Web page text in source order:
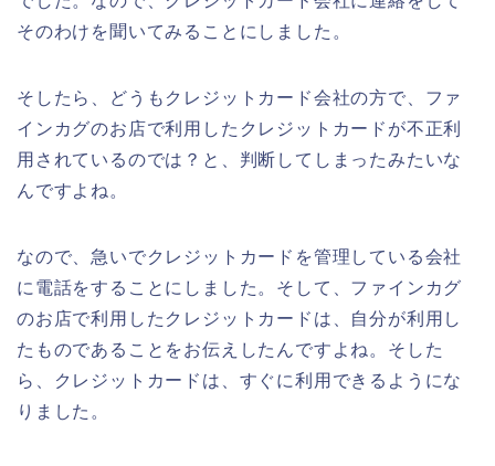
そのわけを聞いてみることにしました。
そしたら、どうもクレジットカード会社の方で、ファ
インカグのお店で利用したクレジットカードが不正利
用されているのでは？と、判断してしまったみたいな
んですよね。
なので、急いでクレジットカードを管理している会社
に電話をすることにしました。そして、ファインカグ
のお店で利用したクレジットカードは、自分が利用し
たものであることをお伝えしたんですよね。そした
ら、クレジットカードは、すぐに利用できるようにな
りました。